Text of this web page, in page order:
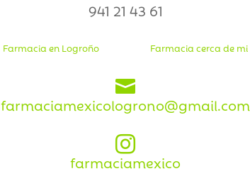
941 21 43 61
Farmacia en Logroño Farmacia cerca de mi

farmaciamexicologrono@gmail.com

farmaciamexico